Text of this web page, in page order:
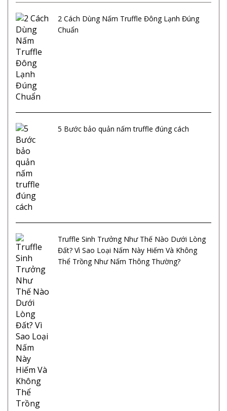
2 Cách Dùng Nấm Truffle Đông Lạnh Đúng
Chuẩn
5 Bước bảo quản nấm truffle đúng cách
Truffle Sinh Trưởng Như Thế Nào Dưới Lòng
Đất? Vì Sao Loại Nấm Này Hiếm Và Không
Thể Trồng Như Nấm Thông Thường?